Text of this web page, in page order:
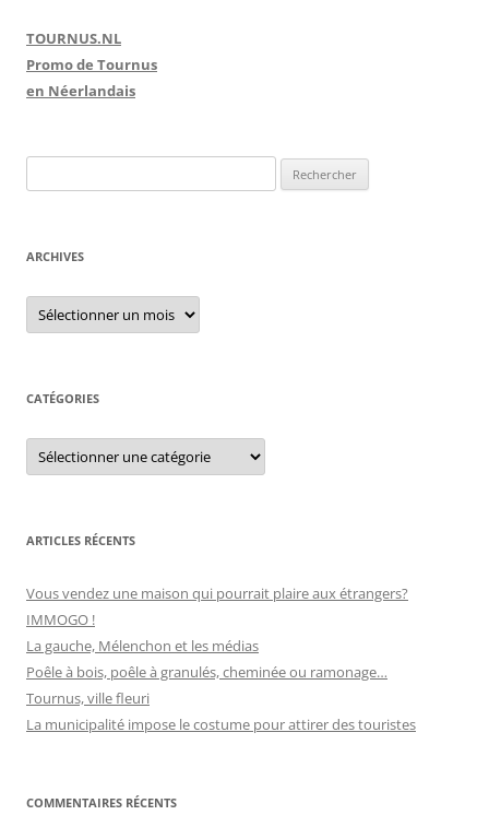
TOURNUS.NL
Promo de Tournus
en Néerlandais
e
h
r
c
r
ARCHIVES
A
c
e
s
CATÉGORIES
C
t
r
i
ARTICLES RÉCENTS
Vous vendez une maison qui pourrait plaire aux étrangers?
IMMOGO !
La gauche, Mélenchon et les médias
Poêle à bois, poêle à granulés, cheminée ou ramonage…
Tournus, ville fleuri
La municipalité impose le costume pour attirer des touristes
COMMENTAIRES RÉCENTS